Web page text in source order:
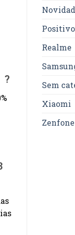
?
Positivo
Realme
Sem
Xiaomi
Zenfone